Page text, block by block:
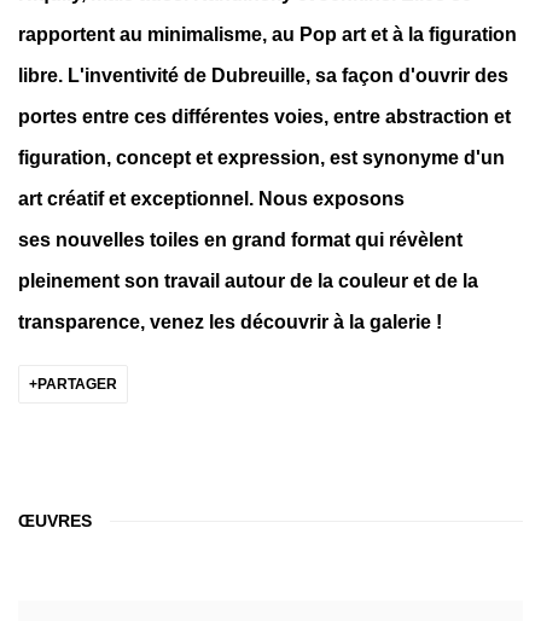
rapportent au minimalisme, au Pop art et à la figuration
libre. L'inventivité de Dubreuille, sa façon d'ouvrir des
portes entre ces différentes voies, entre abstraction et
figuration, concept et expression, est synonyme d'un
art créatif et exceptionnel. Nous exposons
ses nouvelles toiles en grand format qui révèlent
pleinement son travail autour de la couleur et de la
transparence, venez les découvrir à la galerie !
PARTAGER
ŒUVRES